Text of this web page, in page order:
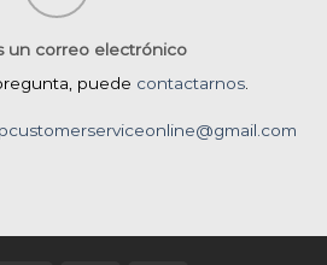
un correo electrónico
puede contactarnos.